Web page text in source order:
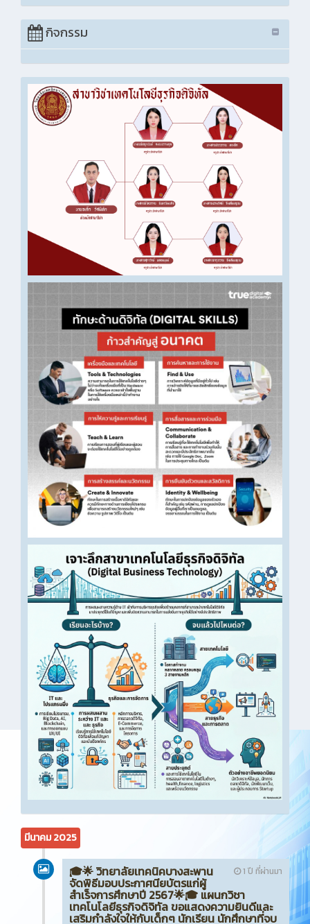
กิจกรรม
มีนาคม 2025
1 ปี ที่ผ่านมา
🎓🌟 วิทยาลัยเทคนิคบางสะพาน
จัดพิธีมอบประกาศนียบัตรแก่ผู้
สำเร็จการศึกษาปี 2567🌟🎓 แผนกวิชา
เทคโนโลยีธุรกิจดิจิทัล ขอแสดงความยินดีและ
เสริมกำลังใจให้กับเด็กๆ นักเรียน นักศึกษาที่จบ